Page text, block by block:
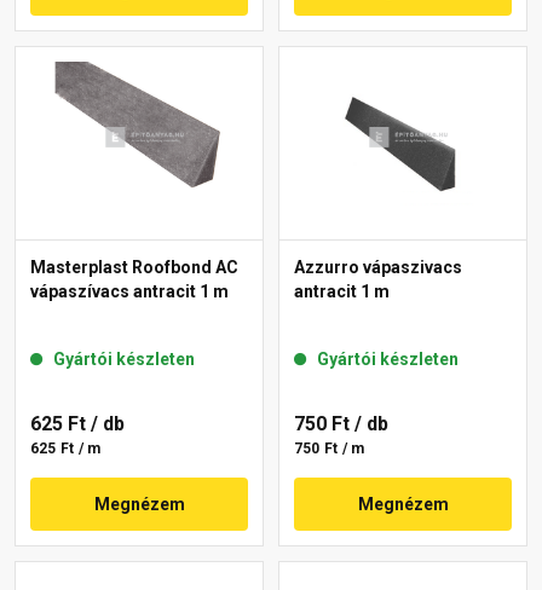
Masterplast Roofbond AC
vápaszívacs antracit 1 m
Gyártói készleten
625 Ft / db
625 Ft / m
Megnézem
Azzurro vápaszivacs
antracit 1 m
Gyártói készleten
750 Ft / db
750 Ft / m
Megnézem